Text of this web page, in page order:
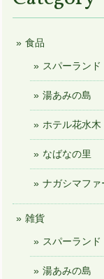
食品
スパーランド
湯あみの島
ホテル花水木
なばなの里
ナガシマファ
雑貨
スパーランド
湯あみの島